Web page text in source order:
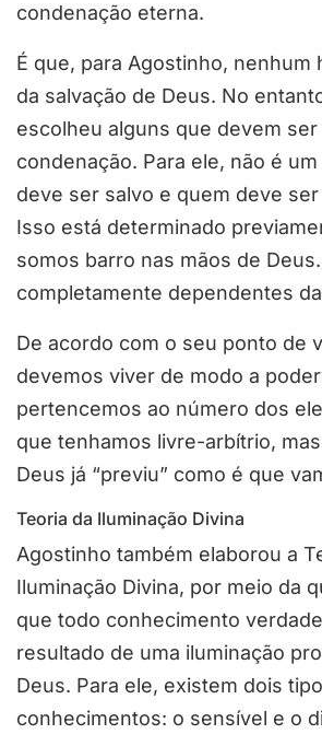
condenação eterna.
É que, para Agostinho, nenhum
da salvação de Deus. No
escolheu alguns que devem ser
condenação. Para ele, não é
deve ser salvo e quem deve
Isso está determinado
somos barro nas mãos de
completamente dependentes
De acordo com o seu ponto de
devemos viver de modo a
pertencemos ao número dos
que tenhamos livre-arbítrio,
Deus já “previu” como é que
Teoria da Iluminação Divina
Agostinho também elaborou a
Iluminação Divina, por meio da
que todo conhecimento
resultado de uma iluminação
Deus. Para ele, existem dois
conhecimentos: o sensível e o